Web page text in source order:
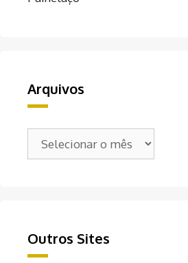
Arquivos
Outros Sites